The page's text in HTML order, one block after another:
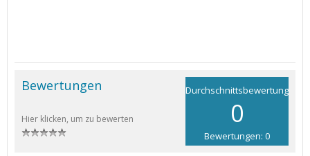
Durchschnittsbewertung
0
Bewertungen: 0
Bewertungen
Hier klicken, um zu bewerten